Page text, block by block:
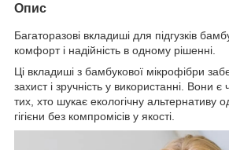
Опис
Багаторазові вкладиші для підгузків
комфорт і надійність в одному рішенні.
Ці вкладиші з бамбукової мікрофібри
захист і зручність у використанні. Вони
тих, хто шукає екологічну альтернативу
гігієни без компромісів у якості.